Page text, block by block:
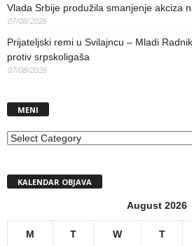
Vlada Srbije produžila smanjenje akciza
07/08/2026
Prijateljski remi u Svilajncu – Mladi
protiv srpskoligaša
07/08/2026
MENI
MENI
KALENDAR OBJAVA
August 2026
M T W T